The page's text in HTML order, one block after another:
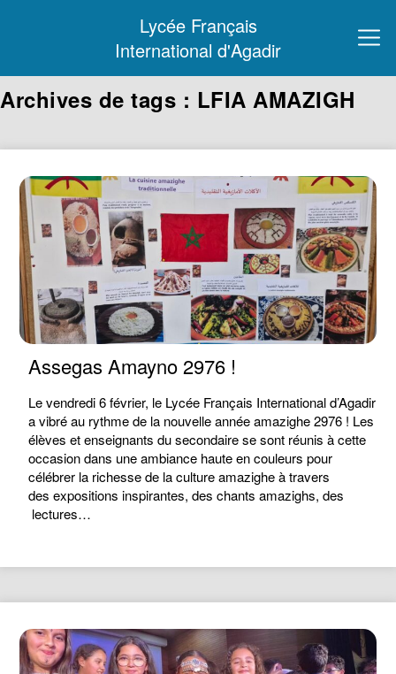
Lycée Français
International d'Agadir
Archives de tags : LFIA AMAZIGH
Assegas Amayno 2976 !
Le vendredi 6 février, le Lycée Français International d’Agadir
a vibré au rythme de la nouvelle année amazighe 2976 ! Les
élèves et enseignants du secondaire se sont réunis à cette
occasion dans une ambiance haute en couleurs pour
célébrer la richesse de la culture amazighe à travers
des expositions inspirantes, des chants amazighs, des
lectures…